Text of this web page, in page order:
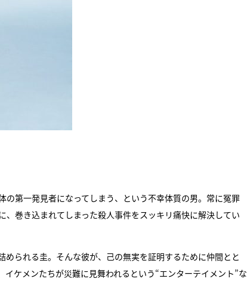
第一発見者になってしまう、という不幸体質の男。常に冤罪
巻き込まれてしまった殺人事件をスッキリ痛快に解決してい
られる圭。そんな彼が、己の無実を証明するために仲間とと
ケメンたちが災難に見舞われるという“エンターテイメント”な